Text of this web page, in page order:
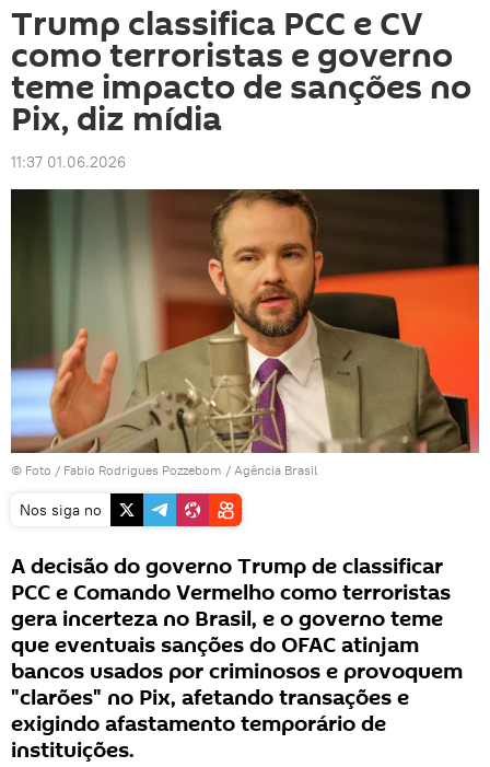
Trump classifica PCC e CV
como terroristas e governo
teme impacto de sanções no
Pix, diz mídia
11:37 01.06.2026
© Foto / Fabio Rodrigues Pozzebom / Agência Brasil
Nos siga no
A decisão do governo Trump de classificar
PCC e Comando Vermelho como terroristas
gera incerteza no Brasil, e o governo teme
que eventuais sanções do OFAC atinjam
bancos usados por criminosos e provoquem
"clarões" no Pix, afetando transações e
exigindo afastamento temporário de
instituições.